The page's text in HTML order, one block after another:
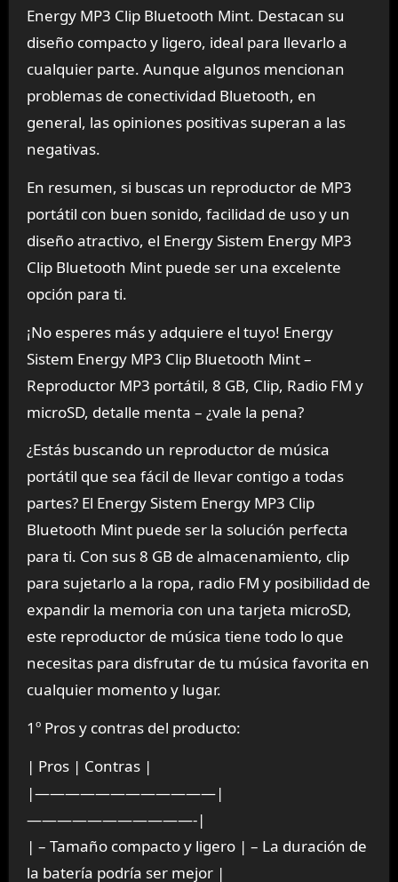
Energy MP3 Clip Bluetooth Mint. Destacan su
diseño compacto y ligero, ideal para llevarlo a
cualquier parte. Aunque algunos mencionan
problemas de conectividad Bluetooth, en
general, las opiniones positivas superan a las
negativas.
En resumen, si buscas un reproductor de MP3
portátil con buen sonido, facilidad de uso y un
diseño atractivo, el Energy Sistem Energy MP3
Clip Bluetooth Mint puede ser una excelente
opción para ti.
¡No esperes más y adquiere el tuyo! Energy
Sistem Energy MP3 Clip Bluetooth Mint –
Reproductor MP3 portátil, 8 GB, Clip, Radio FM y
microSD, detalle menta – ¿vale la pena?
¿Estás buscando un reproductor de música
portátil que sea fácil de llevar contigo a todas
partes? El Energy Sistem Energy MP3 Clip
Bluetooth Mint puede ser la solución perfecta
para ti. Con sus 8 GB de almacenamiento, clip
para sujetarlo a la ropa, radio FM y posibilidad de
expandir la memoria con una tarjeta microSD,
este reproductor de música tiene todo lo que
necesitas para disfrutar de tu música favorita en
cualquier momento y lugar.
1º Pros y contras del producto:
| Pros | Contras |
|————————————|
———————————-|
| – Tamaño compacto y ligero | – La duración de
la batería podría ser mejor |